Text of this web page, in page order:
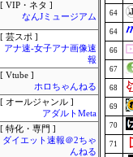
[ VIP・ネタ ]
なんJミュージアム
[ 芸スポ ]
アナ速‐女子アナ画像速
報
[ Vtube ]
ホロちゃんねる
[ オールジャンル ]
アダルトMeta
[ 特化・専門 ]
ダイエット速報＠2ちゃ
んねる
64
64
66
67
68
69
70
71